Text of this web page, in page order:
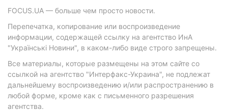
FOCUS.UA — больше чем просто новости.
Перепечатка, копирование или воспроизведение
информации, содержащей ссылку на агентство ИнА
"Українські Новини", в каком-либо виде строго запрещены.
Все материалы, которые размещены на этом сайте со
ссылкой на агентство "Интерфакс-Украина", не подлежат
дальнейшему воспроизведению и/или распространению в
любой форме, кроме как с письменного разрешения
агентства.